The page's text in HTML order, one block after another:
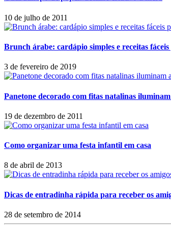
10 de julho de 2011
Brunch árabe: cardápio simples e receitas fáceis
3 de fevereiro de 2019
Panetone decorado com fitas natalinas iluminam
19 de dezembro de 2011
Como organizar uma festa infantil em casa
8 de abril de 2013
Dicas de entradinha rápida para receber os
28 de setembro de 2014